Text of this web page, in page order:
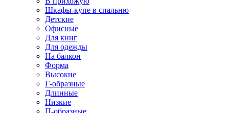
Шкафы-купе в спальню
Детские
Офисные
Для книг
Для одежды
На балкон
Форма
Высокие
Г-образные
Длинные
Низкие
П-образные